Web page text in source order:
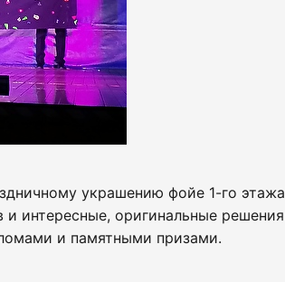
украшению фойе 1-го этажа
и интересные, оригинальные решения
и памятными призами.